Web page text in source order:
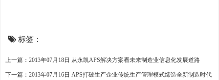
标签：
上一篇：2013年07月18日 从永凯APS解决方案看未来制造业信息化发展道路
下一篇：2013年07月16日 APS打破生产企业传统生产管理模式缔造全新制造时代